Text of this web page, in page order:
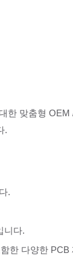
한 맞춤형
.
.
니다.
한 다양한 PCB